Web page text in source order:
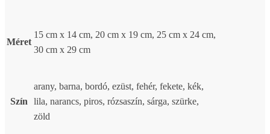
Méret
15 cm x 14 cm, 20 cm x 19 cm, 25 cm x 24 cm,
30 cm x 29 cm
Szín
arany, barna, bordó, ezüst, fehér, fekete, kék,
lila, narancs, piros, rózsaszín, sárga, szürke,
zöld